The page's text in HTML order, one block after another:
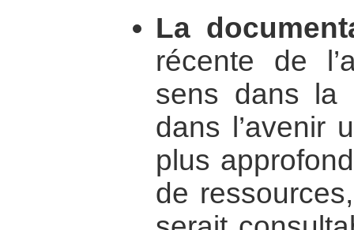
La
récente de
sens dans la
dans l’avenir
plus
de